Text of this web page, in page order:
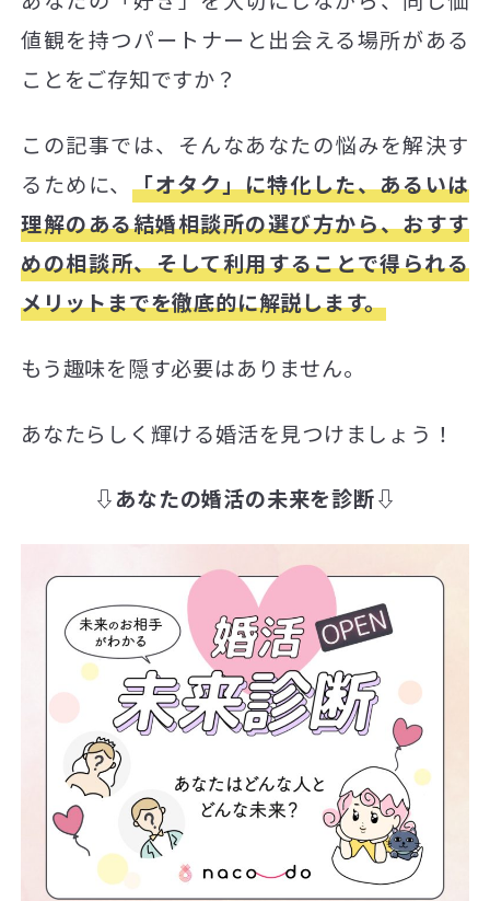
値観を持つパートナーと出会える場所がある
ことをご存知ですか？
この記事では、そんなあなたの悩みを解決す
るために、「オタク」に特化した、あるいは
理解のある結婚相談所の選び方から、おすす
めの相談所、そして利用することで得られる
メリットまでを徹底的に解説します。
もう趣味を隠す必要はありません。
あなたらしく輝ける婚活を見つけましょう！
⇩あなたの婚活の未来を診断⇩